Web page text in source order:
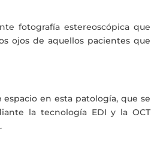
fotografía estereoscópica que
ojos de aquellos pacientes que
en esta patología, que se
la tecnología EDI y la OCT